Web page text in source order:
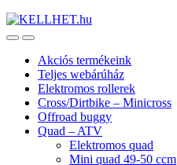
Akciós termékeink
Teljes webárúház
Elektromos rollerek
Cross/Dirtbike – Minicross
Offroad buggy
Quad – ATV
Elektromos quad
Mini quad 49-50 ccm